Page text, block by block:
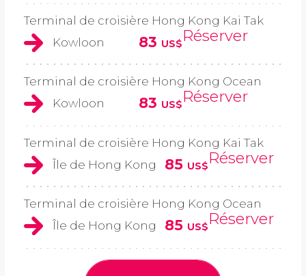
Terminal de croisière Hong Kong Kai Tak
Kowloon
83 US$Réserver
Terminal de croisière Hong Kong Ocean
Kowloon
83 US$Réserver
Terminal de croisière Hong Kong Kai Tak
Île de Hong Kong
85 US$Réserver
Terminal de croisière Hong Kong Ocean
Île de Hong Kong
85 US$Réserver